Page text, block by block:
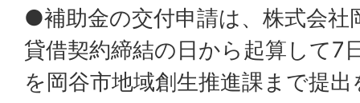
●補助金の交付申請は、株式会社
貸借契約締結の日から起算して7
を岡谷市地域創生推進課まで提